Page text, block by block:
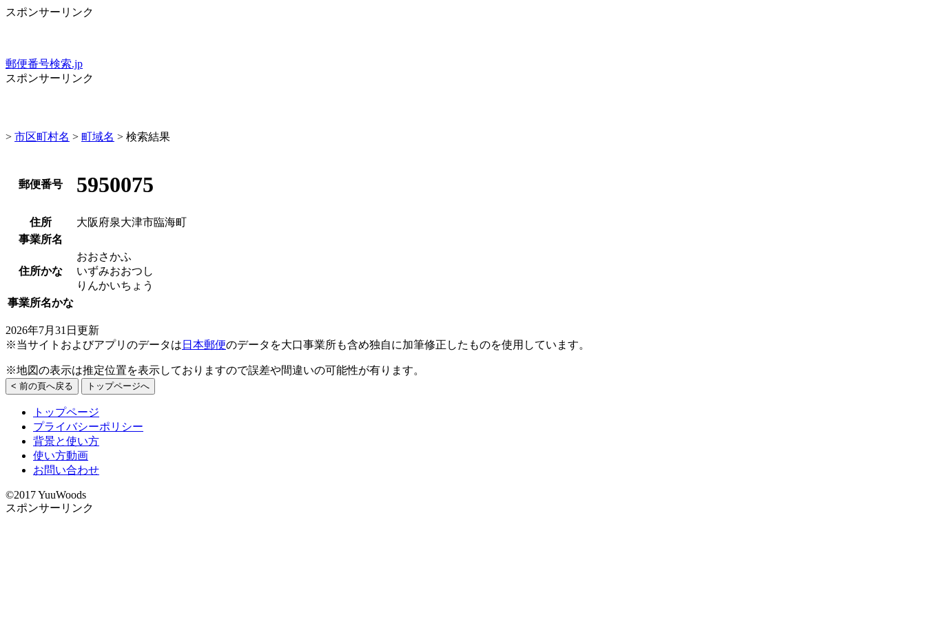
スポンサーリンク
郵便番号検索.jp
スポンサーリンク
> 市区町村名 > 町域名 > 検索結果
郵便番号 5950075
住所
大阪府泉大津市臨海町
事業所名
住所かな
おおさかふ
いずみおおつし
りんかいちょう
事業所名かな
2026年7月31日更新
※当サイトおよびアプリのデータは 日本郵便のデータを大口事業所も含め独自に加筆修正したものを使用しています。
※地図の表示は推定位置を表示しておりますので誤差や間違いの可能性が有ります。
< 前の頁へ戻る トップページへ
トップページ
プライバシーポリシー
背景と使い方
使い方動画
お問い合わせ
©2017 YuuWoods
スポンサーリンク